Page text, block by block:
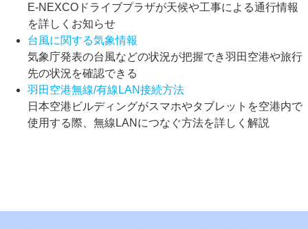
E-NEXCOドライブプラザが天候や工事による通行情報
を詳しくお知らせ
台風に関する気象情報
気象庁発表の台風などの状況が把握でき羽田空港や旅行
先の状況を確認できる
羽田空港無線/有線LAN接続方法
日本空港ビルディングがスマホやタブレットを空港内で
使用する際、無線LANにつなぐ方法を詳しく解説